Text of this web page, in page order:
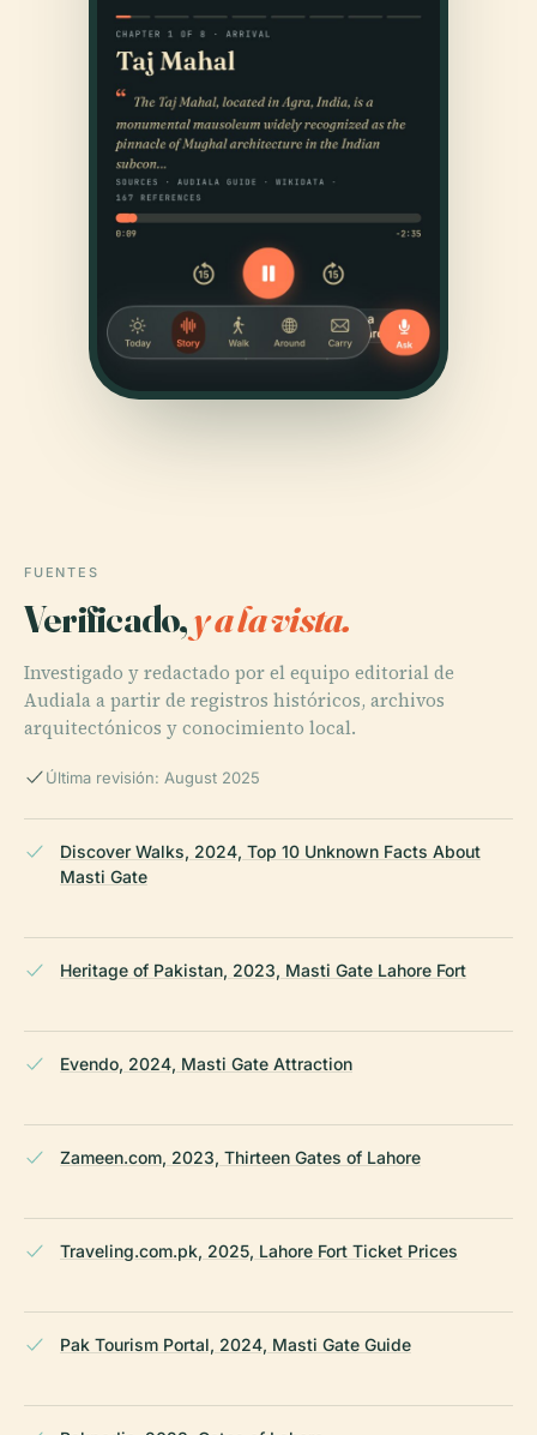
FUENTES
Verificado,y a la vista.
Investigado y redactado por el equipo editorial de
Audiala a partir de registros históricos, archivos
arquitectónicos y conocimiento local.
Última revisión: August 2025
Discover Walks, 2024, Top 10 Unknown Facts About
Masti Gate
Heritage of Pakistan, 2023, Masti Gate Lahore Fort
Evendo, 2024, Masti Gate Attraction
Zameen.com, 2023, Thirteen Gates of Lahore
Traveling.com.pk, 2025, Lahore Fort Ticket Prices
Pak Tourism Portal, 2024, Masti Gate Guide